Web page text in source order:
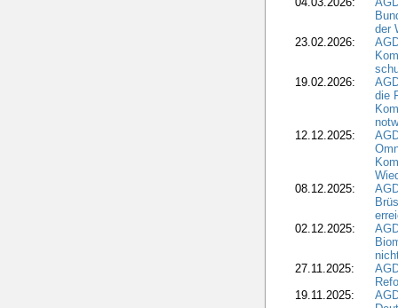
der
23.02.2026:
19.02.2026:
die
12.12.2025:
08.12.2025:
02.12.2025:
27.11.2025:
19.11.2025: